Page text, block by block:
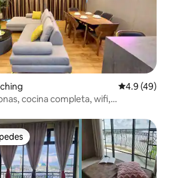
Calificación
4.9 (49)
cocina completa, wifi,